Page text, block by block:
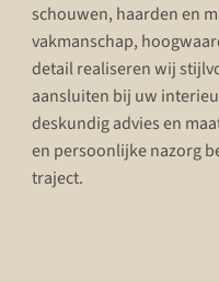
schouwen, haarden en
vakmanschap,
detail realiseren wij
aansluiten bij uw
deskundig advies en
en persoonlijke nazorg
traject.